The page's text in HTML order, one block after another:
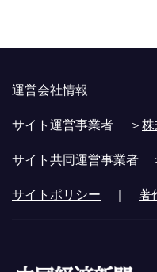
運営会社情報
サイト運営事業者 ＞
サイト共同運営事業者
サイトポリシー ｜ 著